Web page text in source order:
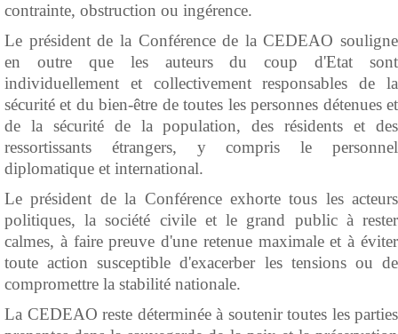
contrainte, obstruction ou ingérence.
Le président de la Conférence de la CEDEAO souligne
en outre que les auteurs du coup d'Etat sont
individuellement et collectivement responsables de la
sécurité et du bien-être de toutes les personnes détenues et
de la sécurité de la population, des résidents et des
ressortissants étrangers, y compris le personnel
diplomatique et international.
Le président de la Conférence exhorte tous les acteurs
politiques, la société civile et le grand public à rester
calmes, à faire preuve d'une retenue maximale et à éviter
toute action susceptible d'exacerber les tensions ou de
compromettre la stabilité nationale.
La CEDEAO reste déterminée à soutenir toutes les parties